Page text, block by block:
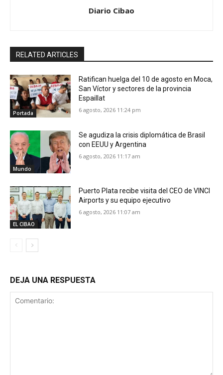
Diario Cibao
RELATED ARTICLES
Portada
Ratifican huelga del 10 de agosto en Moca,
San Víctor y sectores de la provincia
Espaillat
6 agosto, 2026 11:24 pm
Mundo
Se agudiza la crisis diplomática de Brasil
con EEUU y Argentina
6 agosto, 2026 11:17 am
EL CIBAO
Puerto Plata recibe visita del CEO de VINCI
Airports y su equipo ejecutivo
6 agosto, 2026 11:07 am
DEJA UNA RESPUESTA